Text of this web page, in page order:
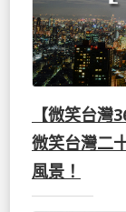
【微笑台灣
微笑台灣二
風景！